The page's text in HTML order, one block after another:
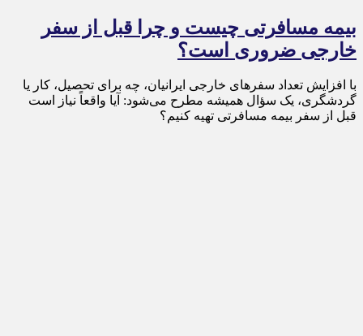
بیمه مسافرتی چیست و چرا قبل از سفر
خارجی ضروری است؟
با افزایش تعداد سفرهای خارجی ایرانیان، چه برای تحصیل، کار یا
گردشگری، یک سؤال همیشه مطرح می‌شود: آیا واقعاً نیاز است
قبل از سفر بیمه مسافرتی تهیه کنیم؟